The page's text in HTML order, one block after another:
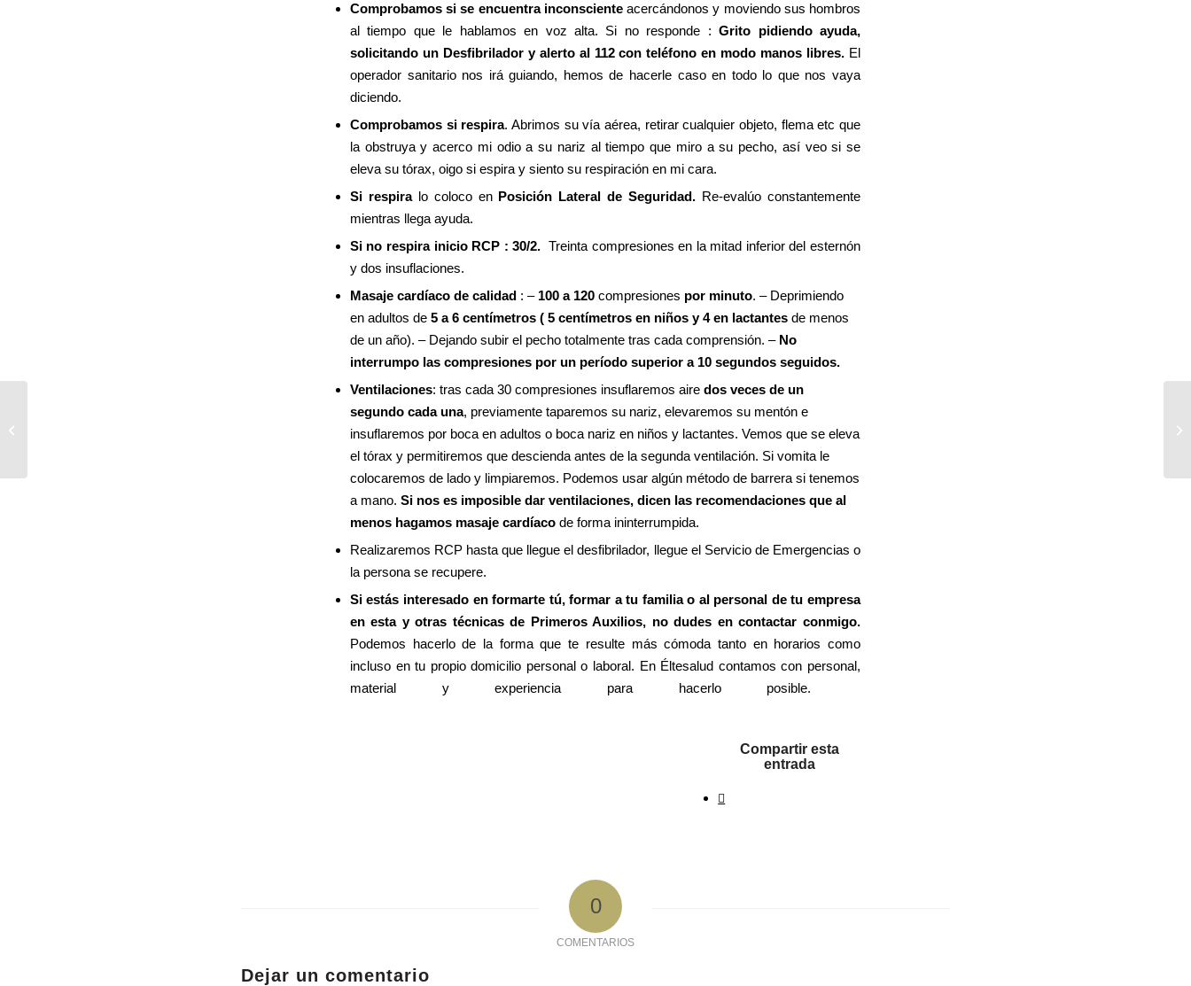
Comprobamos si se encuentra inconscienteacercándonos y moviendo sus hombros
al tiempo que le hablamos en voz alta. Si no responde :Grito pidiendo ayuda,
solicitando un Desfibrilador y alerto al 112 con teléfono en modo manos libres. El
operador sanitario nos irá guiando, hemos de hacerle caso en todo lo que nos vaya
diciendo.
Comprobamos si respira. Abrimos su vía aérea, retirar cualquier objeto, flema etc que
la obstruya y acerco mi odio a su nariz al tiempo que miro a su pecho, así veo si se
eleva su tórax, oigo si espira y siento su respiración en mi cara.
Si respiralo coloco en Posición Lateral de Seguridad. Re-evalúo constantemente
mientras llega ayuda.
Si no respira inicio RCP : 30/2. Treinta compresiones en la mitad inferior del esternón
y dos insuflaciones.
Masaje cardíaco de calidad: – 100 a 120compresiones por minuto. – Deprimiendo
en adultos de5 a 6 centímetros ( 5 centímetros en niños y 4 en lactantesde menos
de un año). – Dejando subir el pecho totalmente tras cada comprensión. – No
interrumpo las compresiones por un período superior a 10 segundos seguidos.
Ventilaciones: tras cada 30 compresiones insuflaremos aire dos veces de un
segundo cada una, previamente taparemos su nariz, elevaremos su mentón e
insuflaremos por boca en adultos o boca nariz en niños y lactantes. Vemos que se eleva
el tórax y permitiremos que descienda antes de la segunda ventilación. Si vomita le
colocaremos de lado y limpiaremos. Podemos usar algún método de barrera si tenemos
a mano. Si nos es imposible dar ventilaciones, dicen las recomendaciones que al
menos hagamos masaje cardíacode forma ininterrumpida.
Realizaremos RCP hasta que llegue el desfibrilador, llegue el Servicio de Emergencias o
la persona se recupere.
Si estás interesado en formarte tú, formar a tu familia o al personal de tu empresa
en esta y otras técnicas de Primeros Auxilios, no dudes en contactar conmigo.
Podemos hacerlo de la forma que te resulte más cómoda tanto en horarios como
incluso en tu propio domicilio personal o laboral. En Éltesalud contamos con personal,
material y experiencia para hacerlo posible.
Compartir esta
entrada
0
COMENTARIOS
Dejar un comentario